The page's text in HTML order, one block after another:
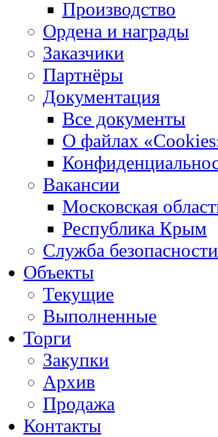
Производство
Ордена и награды
Заказчики
Партнёры
Документация
Все документы
О файлах
Вакансии
Московская
Республика Крым
Служба безопасности
Объекты
Текущие
Выполненные
Торги
Закупки
Архив
Продажа
Контакты